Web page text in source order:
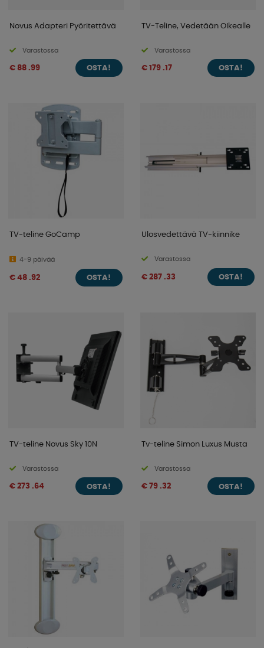
Novus Adapteri Pyöritettävä
Varastossa
€ 88 .99 OSTA!
TV-Teline, Vedetään OIkealle
Varastossa
€ 179 .17 OSTA!
TV-teline GoCamp
4-9 päivää
€ 48 .92 OSTA!
Ulosvedettävä TV-kiinnike
Varastossa
€ 287 .33 OSTA!
TV-teline Novus Sky 10N
Varastossa
€ 273 .64 OSTA!
Tv-teline Simon Luxus Musta
Varastossa
€ 79 .32 OSTA!